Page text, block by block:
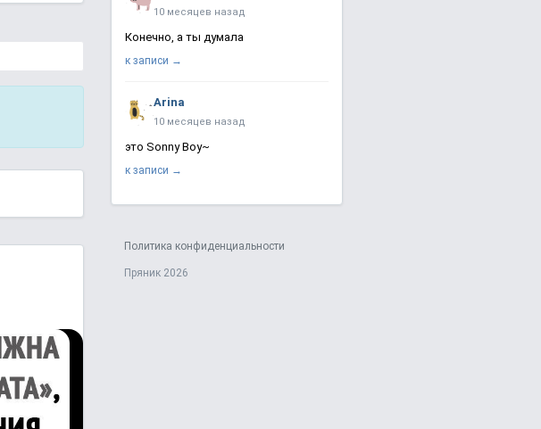
10 месяцев назад
Конечно, а ты думала
к записи →
Arina
10 месяцев назад
это Sonny Boy~
к записи →
Политика конфиденциальности
Пряник 2026